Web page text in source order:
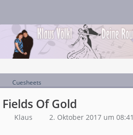
Cuesheets
Fields Of Gold
Klaus 2. Oktober 2017 um 08:41